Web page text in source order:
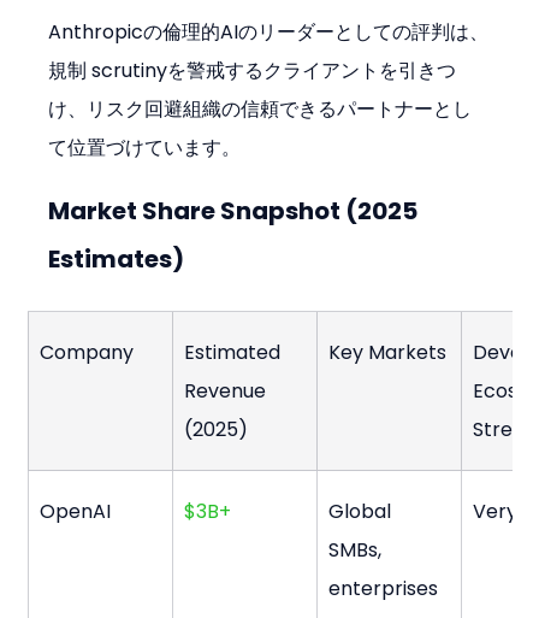
Anthropicの倫理的AIのリーダーとしての評判は、
規制 scrutinyを警戒するクライアントを引きつ
け、リスク回避組織の信頼できるパートナーとし
て位置づけています。
Market Share Snapshot (2025
Estimates)
Company
Estimated
Revenue
(2025)
Key Markets
OpenAI $3B+
Global
SMBs,
enterprises
Very